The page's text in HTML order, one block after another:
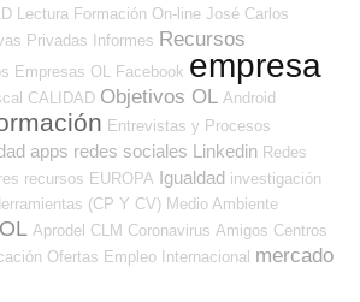
Lectura Formación On-line José Carlos
Privadas Informes Recursos
Empresas OL Facebook empresa
CALIDAD Objetivos OL Android
Entrevistas y Procesos
apps redes sociales Linkedin Redes
recursos EUROPA Igualdad investigación
(CP Y CV) Medio Ambiente
Aprodel CLM Coronavirus Amigos Centros
Ofertas Empleo Internacional mercado